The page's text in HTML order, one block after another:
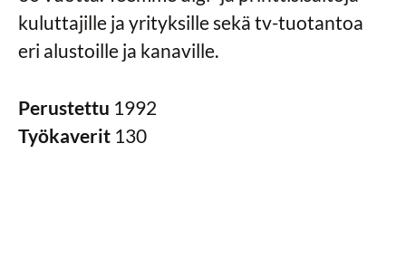
kuluttajille ja yrityksille sekä tv-tuotantoa
eri alustoille ja kanaville.
Perustettu 1992
Työkaverit 130